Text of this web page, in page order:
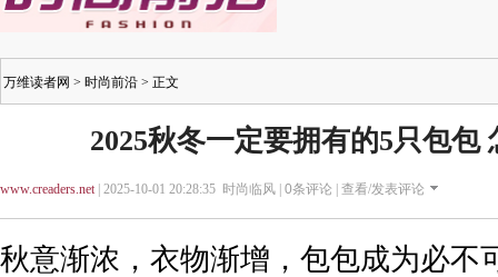
万维读者网 > 时尚前沿 > 正文
2025秋冬一定要拥有的5只包包
www.creaders.net| 2025-10-01 20:28:35 时尚临风 | 0条评论 | 查看/发表评论
秋意渐浓，衣物渐增，包包成为必不